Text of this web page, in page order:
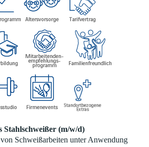
Stahlschweißer (m/w/d)
Schweißarbeiten unter Anwendung